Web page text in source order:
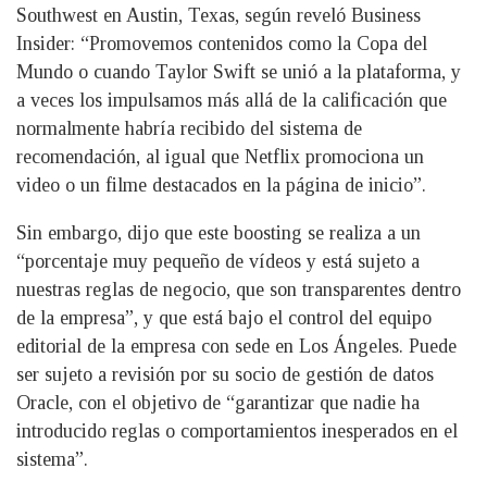
Southwest en Austin, Texas, según reveló Business
Insider: “Promovemos contenidos como la Copa del
Mundo o cuando Taylor Swift se unió a la plataforma, y
a veces los impulsamos más allá de la calificación que
normalmente habría recibido del sistema de
recomendación, al igual que Netflix promociona un
video o un filme destacados en la página de inicio”.
Sin embargo, dijo que este boosting se realiza a un
“porcentaje muy pequeño de vídeos y está sujeto a
nuestras reglas de negocio, que son transparentes dentro
de la empresa”, y que está bajo el control del equipo
editorial de la empresa con sede en Los Ángeles. Puede
ser sujeto a revisión por su socio de gestión de datos
Oracle, con el objetivo de “garantizar que nadie ha
introducido reglas o comportamientos inesperados en el
sistema”.